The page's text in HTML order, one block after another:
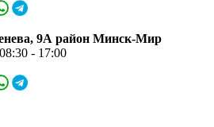
9А район Минск-Мир
- 17:00